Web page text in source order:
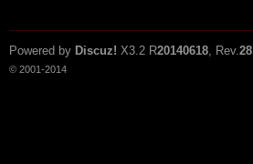
Powered by Discuz! X3.2 R20140618, Rev.28
© 2001-2014